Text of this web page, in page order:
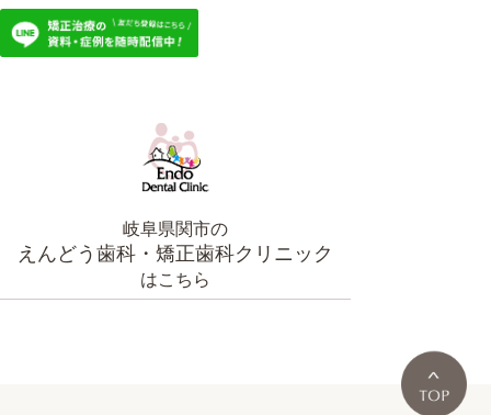
岐阜県関市の
えんどう歯科・矯正歯科クリニック
はこちら